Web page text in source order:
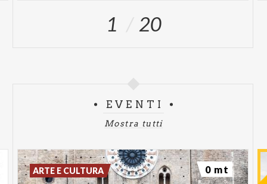
1 20
EVENTI
Mostra tutti
ARTE E CULTURA 0 mt